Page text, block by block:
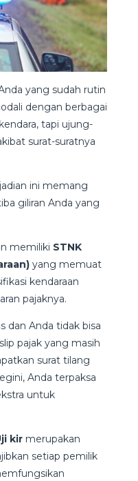
yang sudah rutin
dengan berbagai
tapi ujung-
surat-suratnya
ini memang
giliran Anda yang
memiliki STNK
yang memuat
kendaraan
pajaknya.
dan Anda tidak bisa
pajak yang masih
surat tilang
Anda terpaksa
untuk
kirmerupakan
setiap pemilik